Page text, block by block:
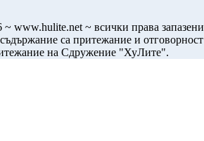
www.hulite.net ~ всички права
са притежание и
на Сдружение "ХуЛите".